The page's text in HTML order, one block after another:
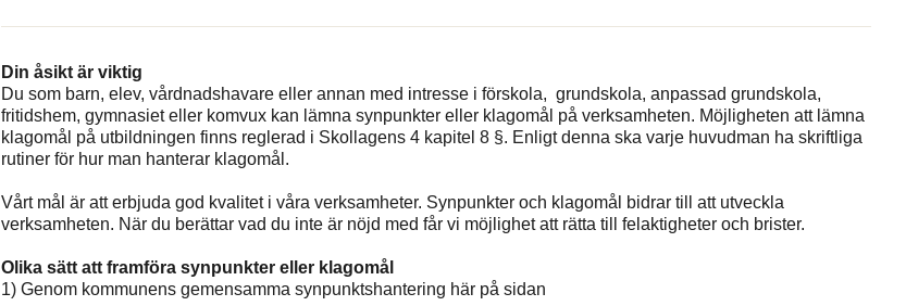
Din åsikt är viktig
Du som barn, elev, vårdnadshavare eller annan med intresse i förskola, grundskola, anpassad grundskola,
fritidshem, gymnasiet eller komvux kan lämna synpunkter eller klagomål på verksamheten. Möjligheten att lämna
klagomål på utbildningen finns reglerad i Skollagens 4 kapitel 8 §. Enligt denna ska varje huvudman ha skriftliga
rutiner för hur man hanterar klagomål.
Vårt mål är att erbjuda god kvalitet i våra verksamheter. Synpunkter och klagomål bidrar till att utveckla
verksamheten. När du berättar vad du inte är nöjd med får vi möjlighet att rätta till felaktigheter och brister.
Olika sätt att framföra synpunkter eller klagomål
1) Genom kommunens gemensamma synpunktshantering här på sidan